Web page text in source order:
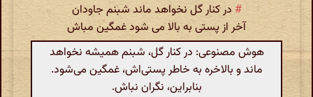
# در کنار گل نخواهد ماند شبنم جاودان
آخر از پستی به بالا می شود غمگین مباش
هوش مصنوعی: در کنار گل، شبنم همیشه نخواهد
ماند و بالاخره به خاطر پستی‌اش، غمگین می‌شود.
بنابراین، نگران نباش.